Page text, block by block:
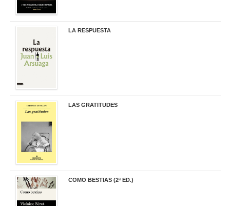
LA RESPUESTA
LAS GRATITUDES
COMO BESTIAS (2ª ED.)